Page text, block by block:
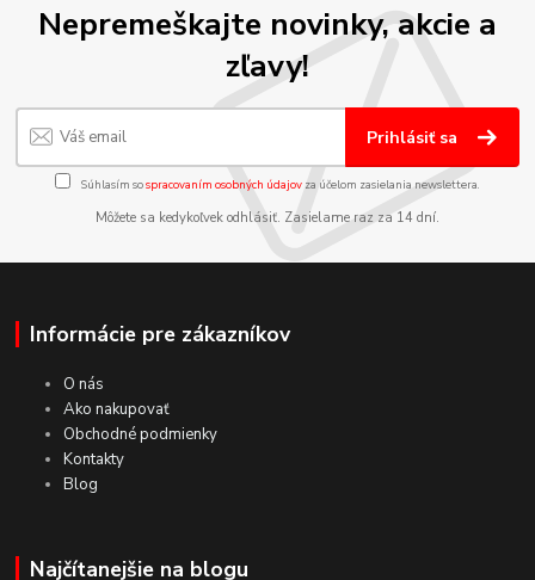
Nepremeškajte novinky, akcie a
zľavy!
Prihlásiť sa
Súhlasím sospracovaním osobných údajov za účelom zasielania newslettera.
Môžete sa kedykoľvek odhlásiť. Zasielame raz za 14 dní.
Informácie pre zákazníkov
O nás
Ako nakupovať
Obchodné podmienky
Kontakty
Blog
Najčítanejšie na blogu